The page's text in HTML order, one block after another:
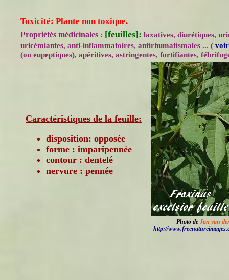
Toxicité: Plante non toxique.
Propriétés médicinales : [feuilles]: laxatives, diurétiques,
uricémiantes, anti-inflammatoires, antirhumatismales ... (
(ou eupeptiques), apéritives, astringentes, fortifiantes,
Photo de Jan van
http://
Caractéristiques de la feuille:
disposition: opposée
forme : imparipennée
contour : dentelé
nervure : pennée